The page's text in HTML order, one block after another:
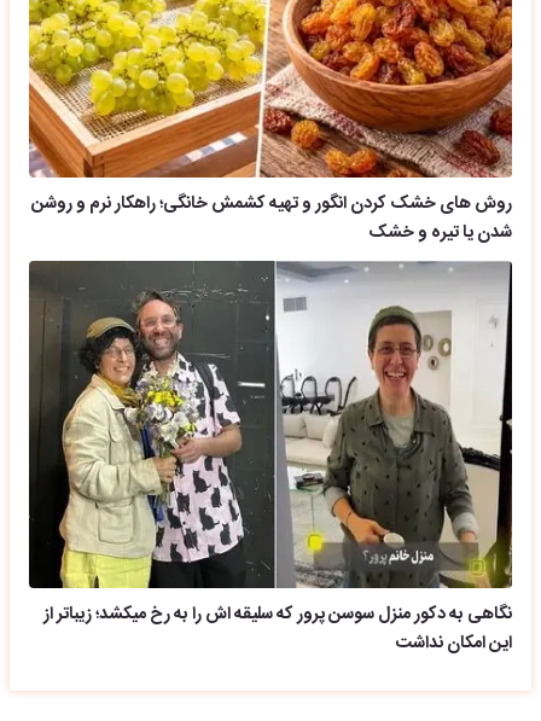
روش های خشک کردن انگور و تهیه کشمش خانگی؛ راهکار نرم و روشن
شدن یا تیره و خشک
نگاهی به دکور منزل سوسن پرور که سلیقه اش را به رخ میکشد؛ زیباتر از
این امکان نداشت